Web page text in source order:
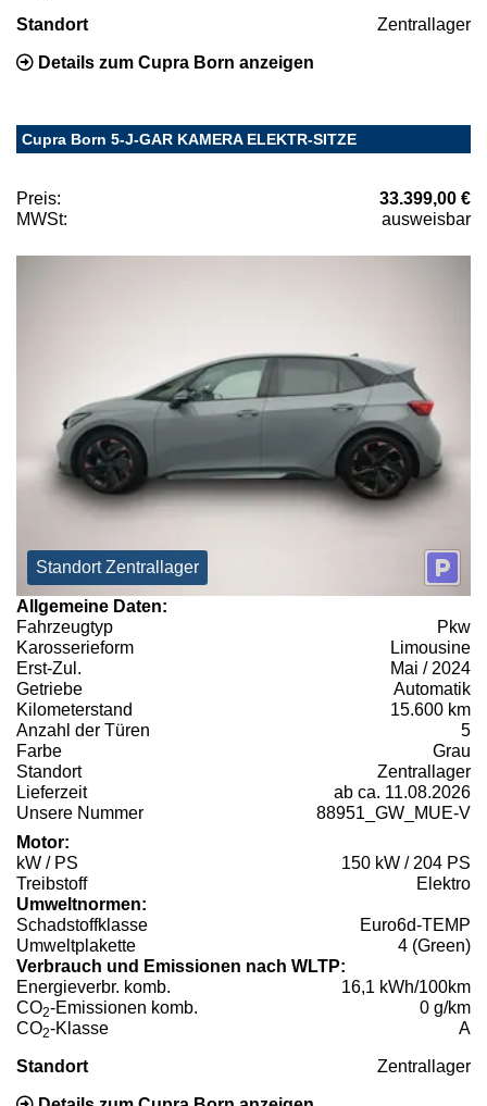
Standort Zentrallager
Details zum Cupra Born anzeigen
Cupra Born 5-J-GAR KAMERA ELEKTR-SITZE
Preis:
33.399,00 €
MWSt:
ausweisbar
Standort Zentrallager
Allgemeine Daten:
Fahrzeugtyp
Pkw
Karosserieform
Limousine
Erst-Zul.
Mai / 2024
Getriebe
Automatik
Kilometerstand
15.600 km
Anzahl der Türen
5
Farbe
Grau
Standort
Zentrallager
Lieferzeit
ab ca. 11.08.2026
Unsere Nummer
88951_GW_MUE-V
Motor:
kW / PS
150 kW / 204 PS
Treibstoff
Elektro
Umweltnormen:
Schadstoffklasse
Euro6d-TEMP
Umweltplakette
4 (Green)
Verbrauch und Emissionen nach WLTP:
Energieverbr. komb.
16,1 kWh/100km
CO2-Emissionen komb.
0 g/km
CO2-Klasse A
Standort Zentrallager